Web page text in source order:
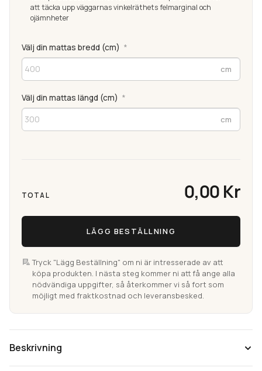
att täcka upp väggarnas vinkelräthets felmarginal och
ojämnheter
Välj din mattas bredd (cm) *
Välj din mattas längd (cm) *
TOTAL 0,00 Kr
LÄGG BESTÄLLNING
Tryck "Lägg Beställning" om ni är intresserade av att
köpa produkten. I nästa steg kommer ni att få ange alla
nödvändiga uppgifter, så återkommer vi så fort som
möjligt med fraktkostnad och leveransbesked.
Beskrivning